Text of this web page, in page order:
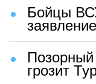
Бойцы
грозит